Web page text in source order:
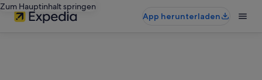
Zum Hauptinhalt springen
App herunterladen